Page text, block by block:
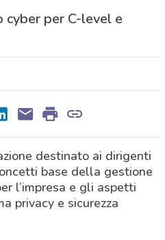
cyber per C-level e
destinato ai dirigenti
base della gestione
l’impresa e gli aspetti
privacy e sicurezza